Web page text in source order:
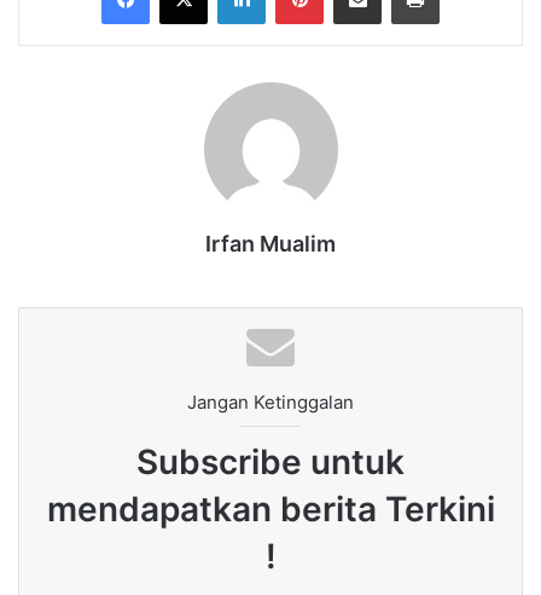
Irfan Mualim
Jangan Ketinggalan
Subscribe untuk
mendapatkan berita Terkini
!